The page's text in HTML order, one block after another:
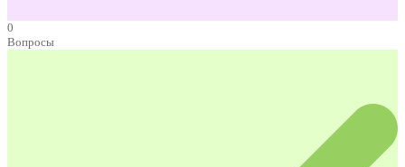
0
Вопросы